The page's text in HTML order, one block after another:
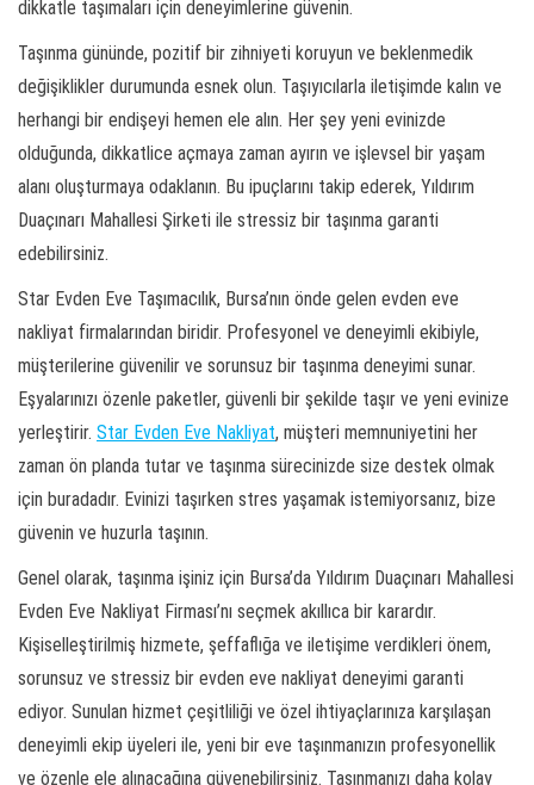
dikkatle taşımaları için deneyimlerine güvenin.
Taşınma gününde, pozitif bir zihniyeti koruyun ve beklenmedik
değişiklikler durumunda esnek olun. Taşıyıcılarla iletişimde kalın ve
herhangi bir endişeyi hemen ele alın. Her şey yeni evinizde
olduğunda, dikkatlice açmaya zaman ayırın ve işlevsel bir yaşam
alanı oluşturmaya odaklanın. Bu ipuçlarını takip ederek, Yıldırım
Duaçınarı Mahallesi Şirketi ile stressiz bir taşınma garanti
edebilirsiniz.
Star Evden Eve Taşımacılık, Bursa’nın önde gelen evden eve
nakliyat firmalarından biridir. Profesyonel ve deneyimli ekibiyle,
müşterilerine güvenilir ve sorunsuz bir taşınma deneyimi sunar.
Eşyalarınızı özenle paketler, güvenli bir şekilde taşır ve yeni evinize
yerleştirir. Star Evden Eve Nakliyat, müşteri memnuniyetini her
zaman ön planda tutar ve taşınma sürecinizde size destek olmak
için buradadır. Evinizi taşırken stres yaşamak istemiyorsanız, bize
güvenin ve huzurla taşının.
Genel olarak, taşınma işiniz için Bursa’da Yıldırım Duaçınarı Mahallesi
Evden Eve Nakliyat Firması’nı seçmek akıllıca bir karardır.
Kişiselleştirilmiş hizmete, şeffaflığa ve iletişime verdikleri önem,
sorunsuz ve stressiz bir evden eve nakliyat deneyimi garanti
ediyor. Sunulan hizmet çeşitliliği ve özel ihtiyaçlarınıza karşılaşan
deneyimli ekip üyeleri ile, yeni bir eve taşınmanızın profesyonellik
ve özenle ele alınacağına güvenebilirsiniz. Taşınmanızı daha kolay